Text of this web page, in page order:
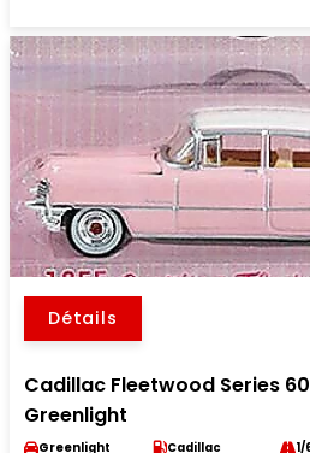
Détails
Cadillac Fleetwood Series
Greenlight
Greenlight Cadillac